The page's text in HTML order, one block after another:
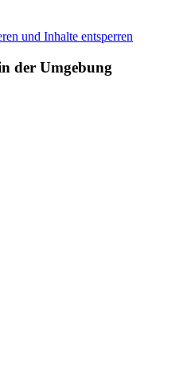
und Inhalte entsperren
der Umgebung